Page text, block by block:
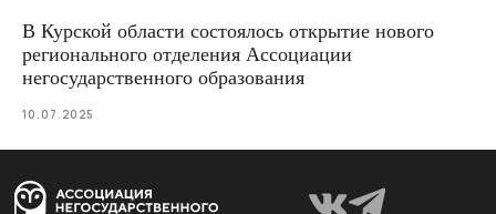
В Курской области состоялось открытие нового
регионального отделения Ассоциации
негосударственного образования
10.07.2025